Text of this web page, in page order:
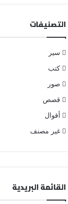
التصنيفات
سير
كتب
صور
قصص
أقوال
غير مصنف
القائمة البريدية